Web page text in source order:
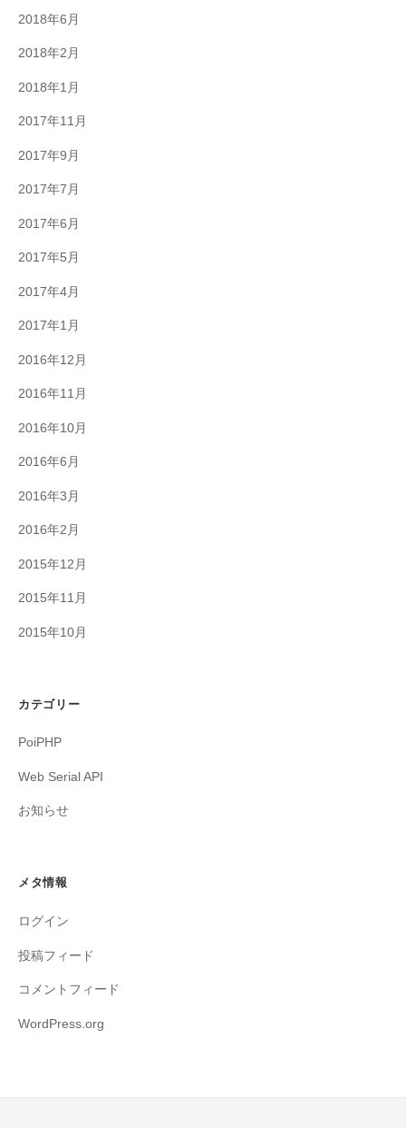
2018年6月
2018年2月
2018年1月
2017年11月
2017年9月
2017年7月
2017年6月
2017年5月
2017年4月
2017年1月
2016年12月
2016年11月
2016年10月
2016年6月
2016年3月
2016年2月
2015年12月
2015年11月
2015年10月
カテゴリー
PoiPHP
Web Serial API
お知らせ
メタ情報
ログイン
投稿フィード
コメントフィード
WordPress.org